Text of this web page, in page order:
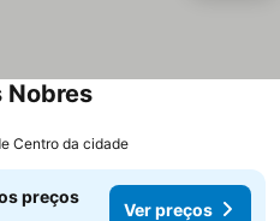
Nobres
Centro da cidade
preços
Ver preços